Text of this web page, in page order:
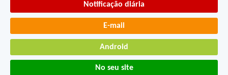
Notificação diária
E-mail
Android
No seu site